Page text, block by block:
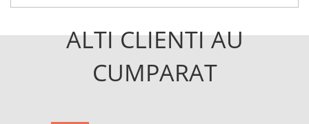
ALTI CLIENTI AU
CUMPARAT